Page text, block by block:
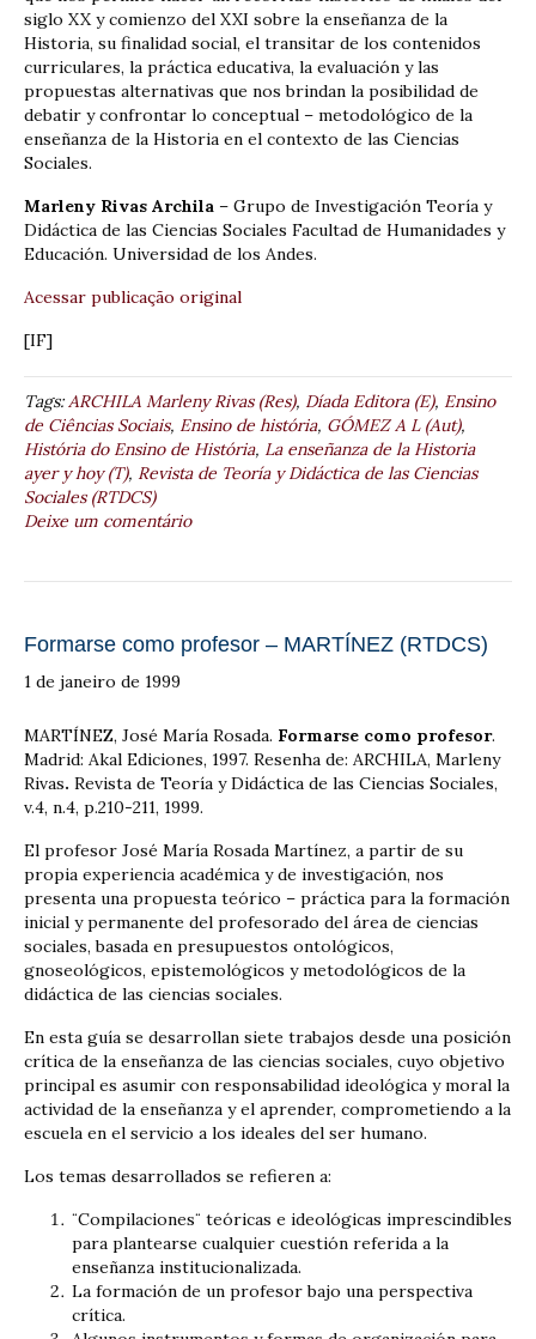
siglo XX y comienzo del XXI sobre la enseñanza de la
Historia, su finalidad social, el transitar de los contenidos
curriculares, la práctica educativa, la evaluación y las
propuestas alternativas que nos brindan la posibilidad de
debatir y confrontar lo conceptual – metodológico de la
enseñanza de la Historia en el contexto de las Ciencias
Sociales.
Marleny Rivas Archila – Grupo de Investigación Teoría y
Didáctica de las Ciencias Sociales Facultad de Humanidades y
Educación. Universidad de los Andes.
Acessar publicação original
[IF]
Tags:ARCHILA Marleny Rivas (Res), Díada Editora (E), Ensino
de Ciências Sociais, Ensino de história, GÓMEZ A L (Aut),
História do Ensino de História, La enseñanza de la Historia
ayer y hoy (T), Revista de Teoría y Didáctica de las Ciencias
Sociales (RTDCS)
Deixe um comentário
Formarse como profesor – MARTÍNEZ (RTDCS)
1 de janeiro de 1999
MARTÍNEZ, José María Rosada. Formarse como profesor.
Madrid: Akal Ediciones, 1997. Resenha de: ARCHILA, Marleny
Rivas. Revista de Teoría y Didáctica de las Ciencias Sociales,
v.4, n.4, p.210-211, 1999.
El profesor José María Rosada Martínez, a partir de su
propia experiencia académica y de investigación, nos
presenta una propuesta teórico – práctica para la formación
inicial y permanente del profesorado del área de ciencias
sociales, basada en presupuestos ontológicos,
gnoseológicos, epistemológicos y metodológicos de la
didáctica de las ciencias sociales.
En esta guía se desarrollan siete trabajos desde una posición
crítica de la enseñanza de las ciencias sociales, cuyo objetivo
principal es asumir con responsabilidad ideológica y moral la
actividad de la enseñanza y el aprender, comprometiendo a la
escuela en el servicio a los ideales del ser humano.
Los temas desarrollados se refieren a:
¨Compilaciones¨ teóricas e ideológicas imprescindibles
para plantearse cualquier cuestión referida a la
enseñanza institucionalizada.
La formación de un profesor bajo una perspectiva
crítica.